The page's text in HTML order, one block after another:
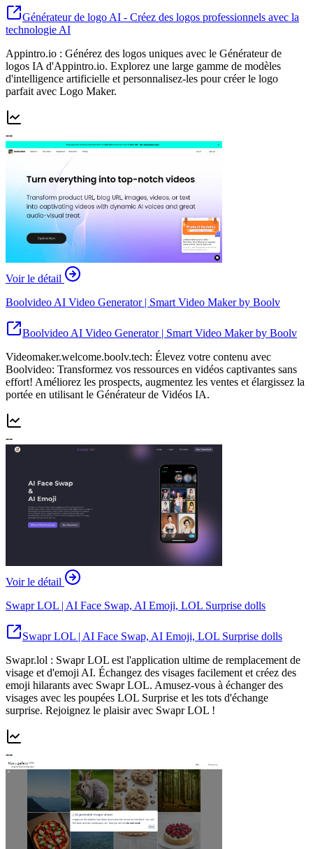
Générateur de logo AI - Créez des logos professionnels avec la
technologie AI
Appintro.io : Générez des logos uniques avec le Générateur de
logos IA d'Appintro.io. Explorez une large gamme de modèles
d'intelligence artificielle et personnalisez-les pour créer le logo
parfait avec Logo Maker.
--
Voir le détail
Boolvideo AI Video Generator | Smart Video Maker by Boolv
Boolvideo AI Video Generator | Smart Video Maker by Boolv
Videomaker.welcome.boolv.tech: Élevez votre contenu avec
Boolvideo: Transformez vos ressources en vidéos captivantes sans
effort! Améliorez les prospects, augmentez les ventes et élargissez la
portée en utilisant le Générateur de Vidéos IA.
--
Voir le détail
Swapr LOL | AI Face Swap, AI Emoji, LOL Surprise dolls
Swapr LOL | AI Face Swap, AI Emoji, LOL Surprise dolls
Swapr.lol : Swapr LOL est l'application ultime de remplacement de
visage et d'emoji AI. Échangez des visages facilement et créez des
emoji hilarants avec Swapr LOL. Amusez-vous à échanger des
visages avec les poupées LOL Surprise et les tots d'échange
surprise. Rejoignez le plaisir avec Swapr LOL !
--